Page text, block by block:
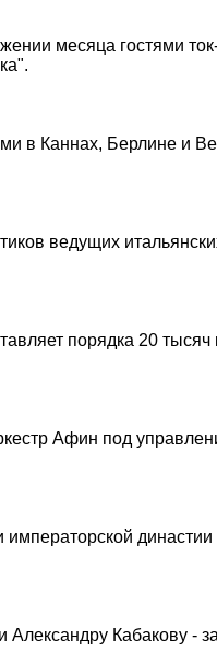
месяца гостями
в Каннах, Берлине и
ведущих
порядка 20 тысяч
Афин под
Кабакову -